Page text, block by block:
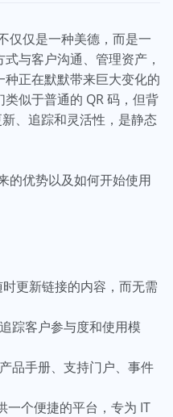
仅仅是一种美德，而是一
与客户沟通、管理资产，
正在默默带来巨大变化的
似于普通的 QR 码，但背
、追踪和灵活性，是静态
的优势以及如何开始使用
更新链接的内容，而无需
踪客户参与度和使用模
品手册、支持门户、事件
个便捷的平台，专为 IT